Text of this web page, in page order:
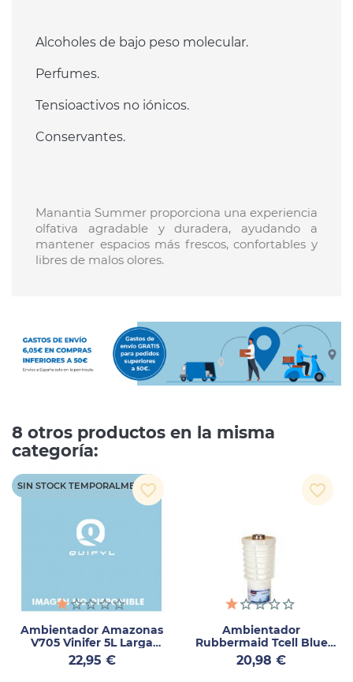
Alcoholes de bajo peso molecular.
Perfumes.
Tensioactivos no iónicos.
Conservantes.
Manantia Summer proporciona una experiencia
olfativa agradable y duradera, ayudando a
mantener espacios más frescos, confortables y
libres de malos olores.
8 otros productos en la misma
categoría:
Ambientador Amazonas
V705 Vinifer 5L Larga
Duración
Precio
22,95 €
SIN STOCK TEMPORALMENTE
favorite_border
Ambientador
Rubbermaid Tcell Blue
Splash 55ml
Precio
20,98 €
favorite_border